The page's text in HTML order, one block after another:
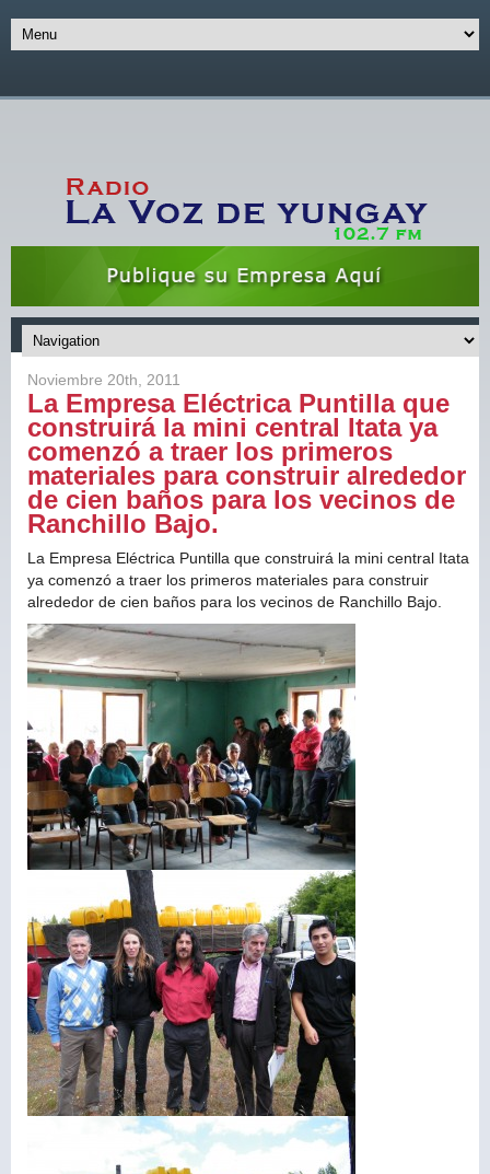
Noviembre 20th, 2011
La Empresa Eléctrica Puntilla que
construirá la mini central Itata ya
comenzó a traer los primeros
materiales para construir alrededor
de cien baños para los vecinos de
Ranchillo Bajo.
La Empresa Eléctrica Puntilla que construirá la mini central Itata
ya comenzó a traer los primeros materiales para construir
alrededor de cien baños para los vecinos de Ranchillo Bajo.